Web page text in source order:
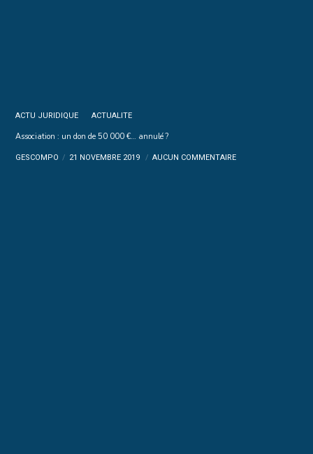
ACTU JURIDIQUE ACTUALITE
Association : un don de 50 000 €… annulé ?
GESCOMPO 21 NOVEMBRE 2019 AUCUN COMMENTAIRE